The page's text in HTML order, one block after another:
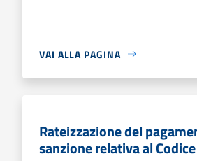
VAI ALLA PAGINA
Rateizzazione del
sanzione relativa al